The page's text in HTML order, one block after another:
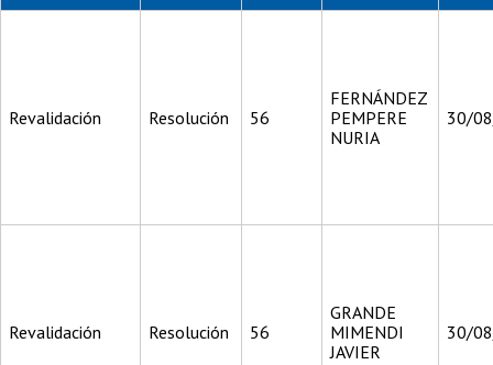
Revalidación Resolución 56
FERNÁNDEZ
PEMPERE
NURIA
30/
Revalidación Resolución 56
GRANDE
MIMENDI
JAVIER
30/